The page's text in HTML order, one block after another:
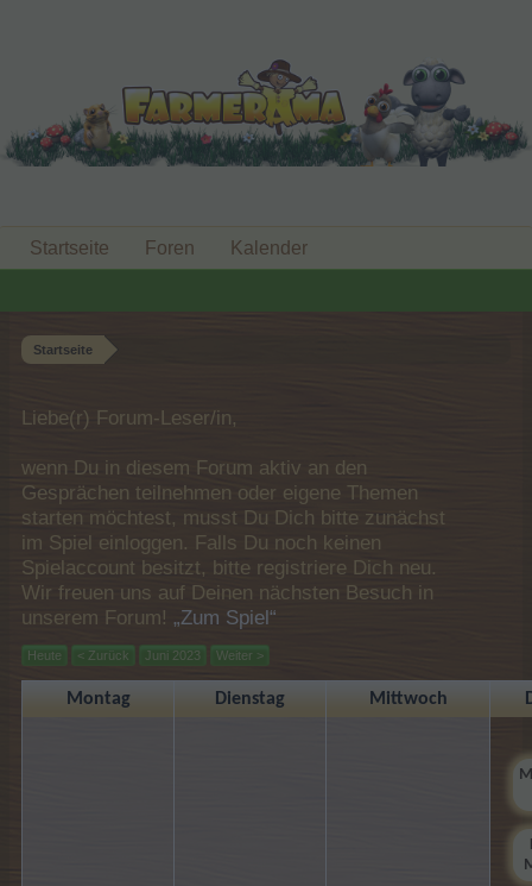
Startseite
Liebe(r) Forum-Leser/in,
wenn Du in diesem Forum aktiv an den
Gesprächen teilnehmen oder eigene Themen
starten möchtest, musst Du Dich bitte zunächst
im Spiel einloggen. Falls Du noch keinen
Spielaccount besitzt, bitte registriere Dich neu.
Wir freuen uns auf Deinen nächsten Besuch in
unserem Forum! „Zum Spiel“
Heute < Zurück Juni 2023 Weiter >
Montag Dienstag Mittwoch
Startseite Foren Kalender